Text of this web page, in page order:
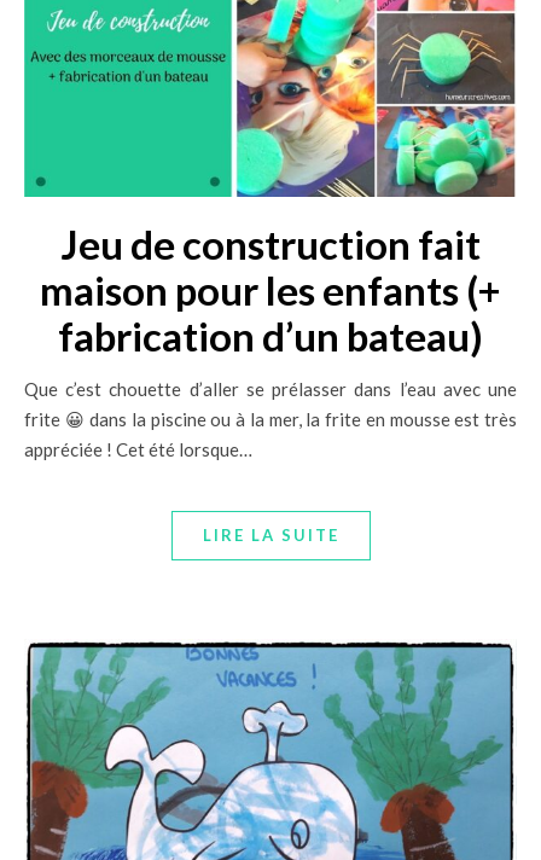
Jeu de construction fait
maison pour les enfants (+
fabrication d’un bateau)
Que c’est chouette d’aller se prélasser dans l’eau avec une
frite 😀 dans la piscine ou à la mer, la frite en mousse est très
appréciée ! Cet été lorsque…
LIRE LA SUITE